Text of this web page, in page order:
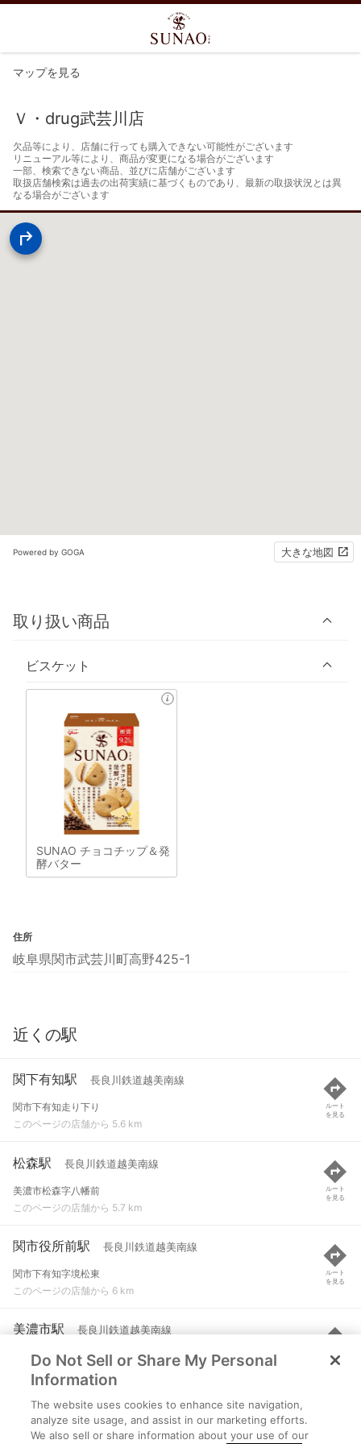
マップを見る
Ｖ・drug武芸川店
欠品等により、店舗に行っても購入できない可能性がございます
リニューアル等により、商品が変更になる場合がございます
一部、検索できない商品、並びに店舗がございます
取扱店舗検索は過去の出荷実績に基づくものであり、最新の取扱状況とは異
なる場合がございます
Powered by GOGA 大きな地図
取り扱い商品
ビスケット
SUNAO チョコチップ＆発
酵バター
住所
岐阜県関市武芸川町高野425-1
近くの駅
関下有知駅 長良川鉄道越美南線
関市下有知走り下り
このページの店舗から 5.6 km
ルート
を見る
松森駅 長良川鉄道越美南線
美濃市松森字八幡前
このページの店舗から 5.7 km
ルート
を見る
関市役所前駅 長良川鉄道越美南線
関市下有知字境松東
このページの店舗から 6 km
ルート
を見る
美濃市駅 長良川鉄道越美南線
美濃市広岡町
このページの店舗から 6 km
ルート
を見る
関駅 長良川鉄道越美南線
関市元重町
Do Not Sell or Share My Personal
Information
The website uses cookies to enhance site navigation,
analyze site usage, and assist in our marketing efforts.
We also sell or share information about your use of our